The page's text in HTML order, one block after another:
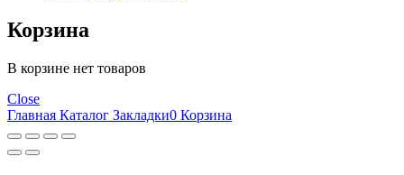
Корзина
В корзине нет товаров
Close
Главная Каталог Закладки0 Корзина